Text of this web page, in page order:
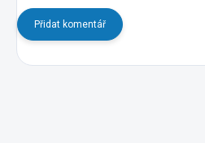
Přidat komentář